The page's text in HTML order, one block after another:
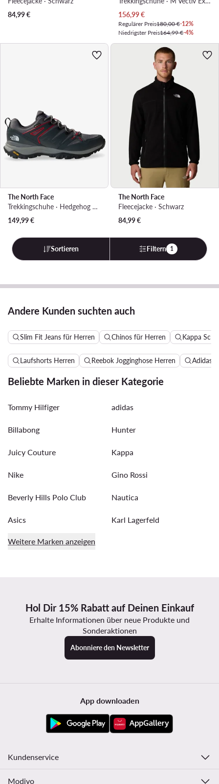
84,99€
Aktueller Preis
156,99€
Regulärer Preis180,00 €-12%
Niedrigster Preis164,99 €-4%
The North Face
Trekkingschuhe · Hedgehog GORE-TEX NF0A8AA9SOU1 · Grau
149,99€
The North Face
Fleecejacke · Schwarz
84,99€
Sortieren Filtern 1
Andere Kunden suchten auch
Slim Fit Jeans für Herren Chinos für Herren Kappa
Laufshorts Herren Reebok Jogginghose Herren Adidas
Beliebte Marken in dieser Kategorie
Tommy Hilfiger adidas
Billabong Hunter
Juicy Couture Kappa
Nike Gino Rossi
Beverly Hills Polo Club Nautica
Asics Karl Lagerfeld
Weitere Marken anzeigen
Hol Dir 15% Rabatt auf Deinen Einkauf
Erhalte Informationen über neue Produkte und
Sonderaktionen
Abonniere den Newsletter
App downloaden
Kundenservice
Modivo